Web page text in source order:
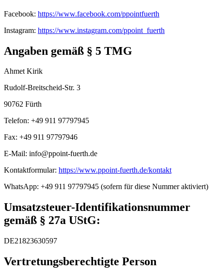
Facebook: https://www.facebook.com/ppointfuerth
Instagram: https://www.instagram.com/ppoint_fuerth
Angaben gemäß § 5 TMG
Ahmet Kirik
Rudolf-Breitscheid-Str. 3
90762 Fürth
Telefon: +49 911 97797945
Fax: +49 911 97797946
E-Mail: info@ppoint-fuerth.de
Kontaktformular: https://www.ppoint-fuerth.de/kontakt
WhatsApp: +49 911 97797945 (sofern für diese Nummer aktiviert)
Umsatzsteuer-Identifikationsnummer
gemäß § 27a UStG:
DE21823630597
Vertretungsberechtigte Person